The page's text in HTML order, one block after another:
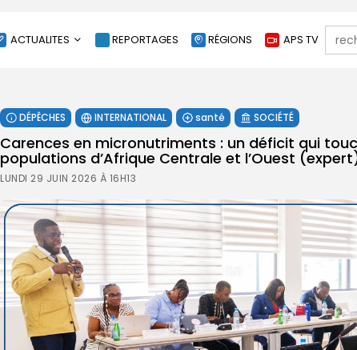
ACTUALITES
SOCIÉTÉ
ÉCONOMIE
CULTURE
ENVIRONNEMENT
INTERNATIONAL
AGENDA
SANTE
REPORTAGES RÉGIONS APS TV for:
DÉPÊCHES INTERNATIONAL santé SOCIÉTÉ
Carences en micronutriments : un déficit qui
populations d’Afrique Centrale et l’Ouest
LUNDI 29 JUIN 2026 À 16H13